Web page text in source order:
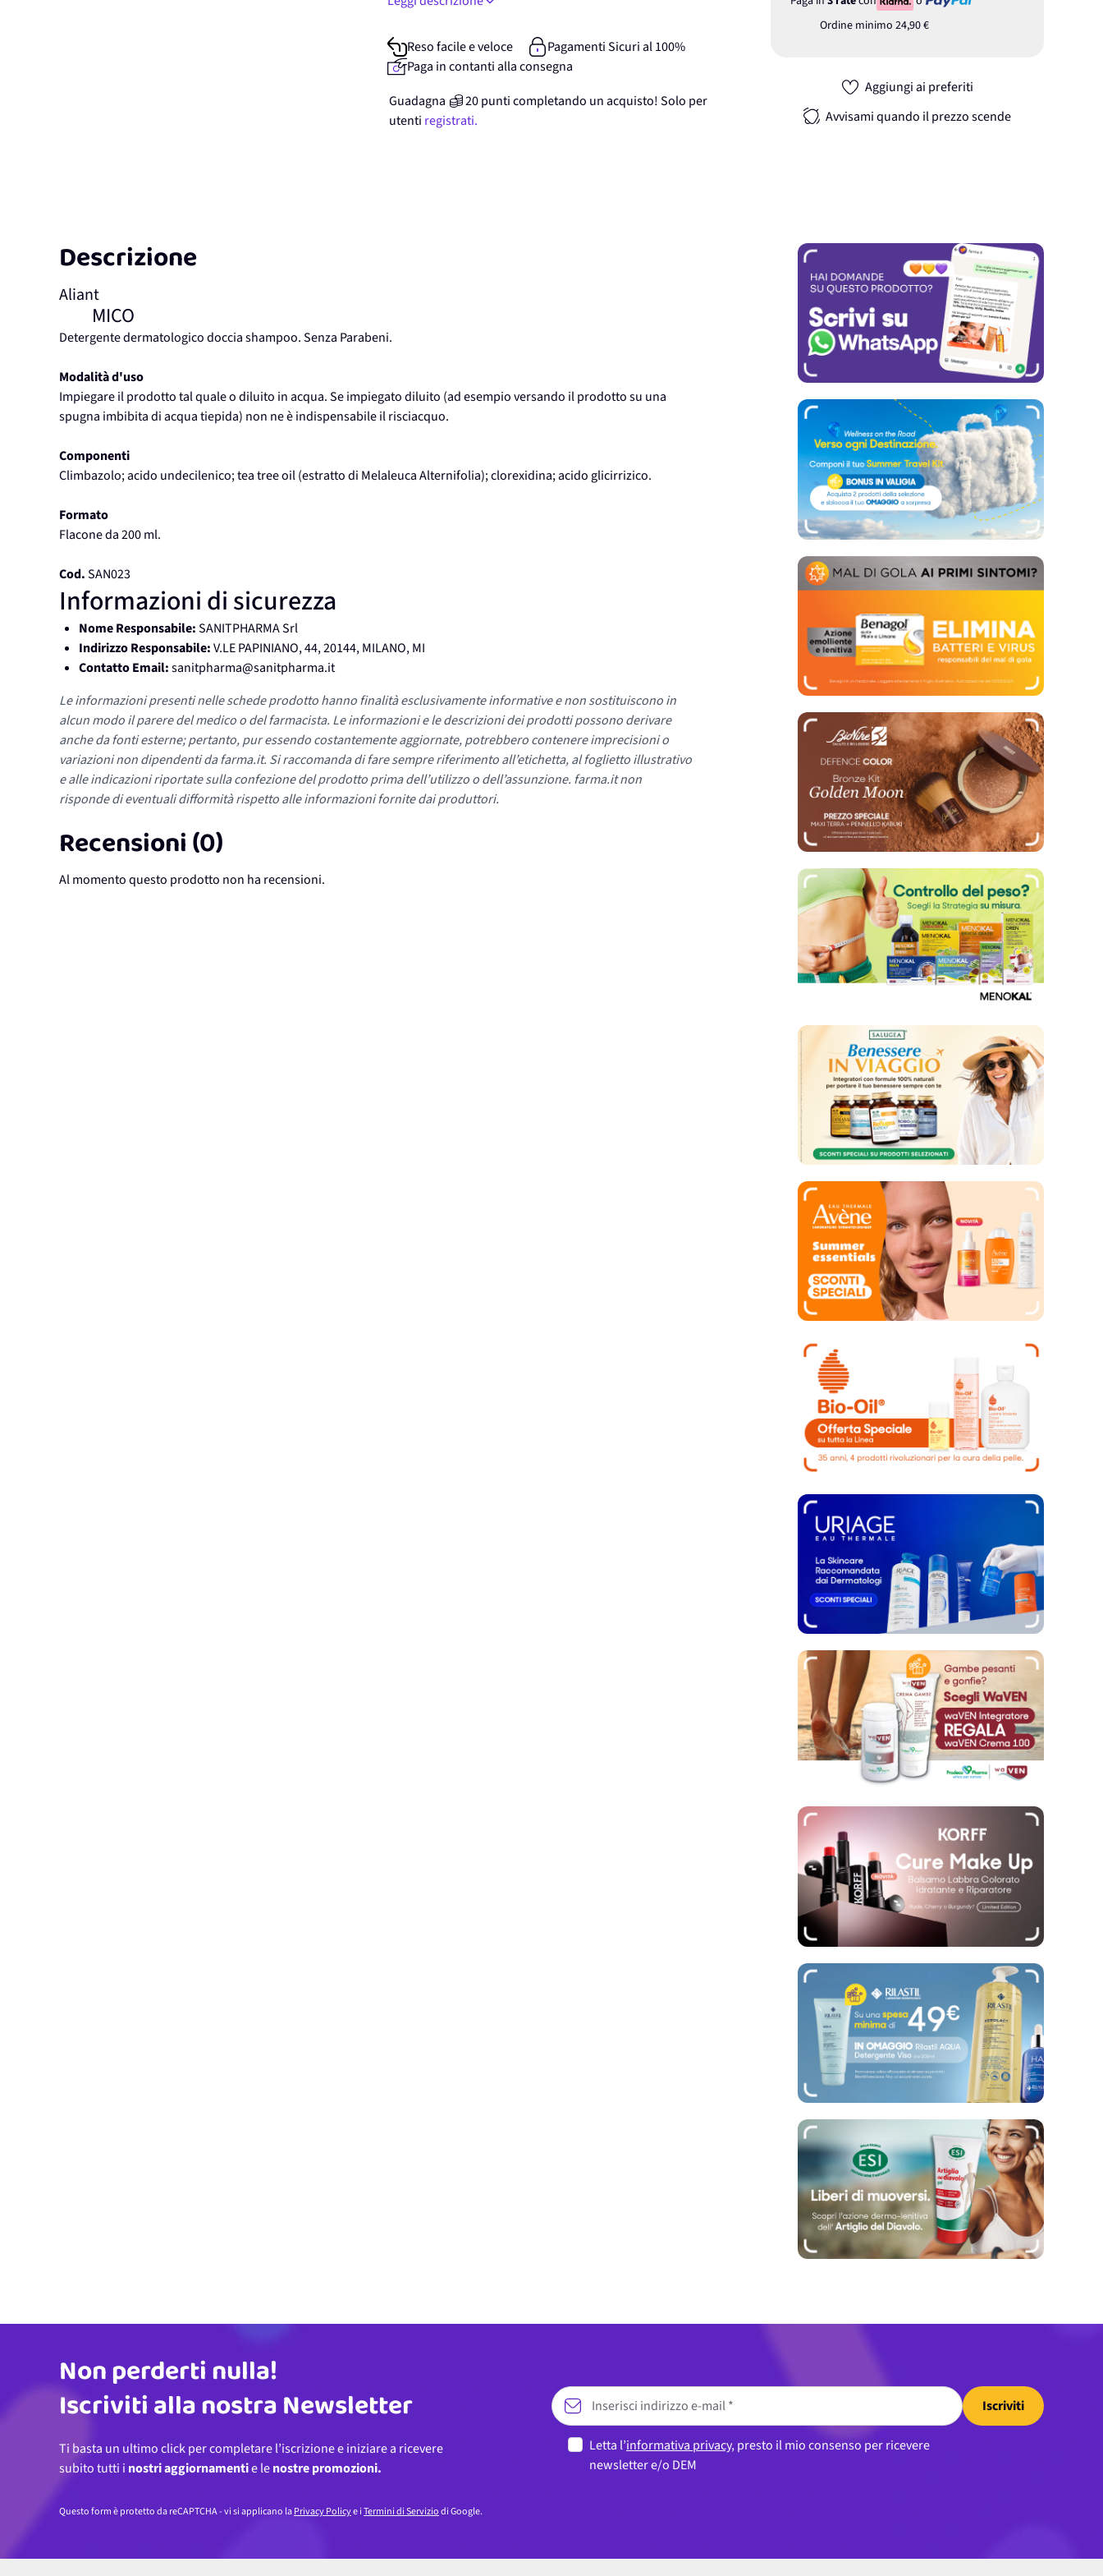
Ordine minimo 24,90 €
Aggiungi ai preferiti
Avvisami quando il prezzo scende
Reso facile e veloce
Pagamenti Sicuri al 100%
Paga in contanti alla consegna
Guadagna
20punticompletando un acquisto! Solo per
utenti registrati.
Descrizione
Aliant
MICO
Detergente dermatologico doccia shampoo. Senza Parabeni.
Modalità d'uso
Impiegare il prodotto tal quale o diluito in acqua. Se impiegato diluito (ad esempio versando il prodotto su una
spugna imbibita di acqua tiepida) non ne è indispensabile il risciacquo.
Componenti
Climbazolo; acido undecilenico; tea tree oil (estratto di Melaleuca Alternifolia); clorexidina; acido glicirrizico.
Formato
Flacone da 200 ml.
Cod.SAN023
Informazioni di sicurezza
Nome Responsabile:SANITPHARMA Srl
Indirizzo Responsabile:V.LE PAPINIANO, 44, 20144, MILANO, MI
Contatto Email:sanitpharma@sanitpharma.it
Le informazioni presenti nelle schede prodotto hanno finalità esclusivamente informative e non sostituiscono in
alcun modo il parere del medico o del farmacista. Le informazioni e le descrizioni dei prodotti possono derivare
anche da fonti esterne; pertanto, pur essendo costantemente aggiornate, potrebbero contenere imprecisioni o
variazioni non dipendenti da farma.it. Si raccomanda di fare sempre riferimento all’etichetta, al foglietto illustrativo
e alle indicazioni riportate sulla confezione del prodotto prima dell’utilizzo o dell’assunzione. farma.it non
risponde di eventuali difformità rispetto alle informazioni fornite dai produttori.
Recensioni (0)
Al momento questo prodotto non ha recensioni.
Indirizzo email
Non perderti nulla!
Iscriviti alla nostra Newsletter
Ti basta un ultimo click per completare l’iscrizione e iniziare a ricevere
subito tutti i nostri aggiornamentie lenostre promozioni.
Iscriviti
Letta l’informativa privacy, presto il mio consenso per ricevere
newsletter e/o DEM
Questo form è protetto da reCAPTCHA - vi si applicano laPrivacy Policye iTermini di Serviziodi Google.